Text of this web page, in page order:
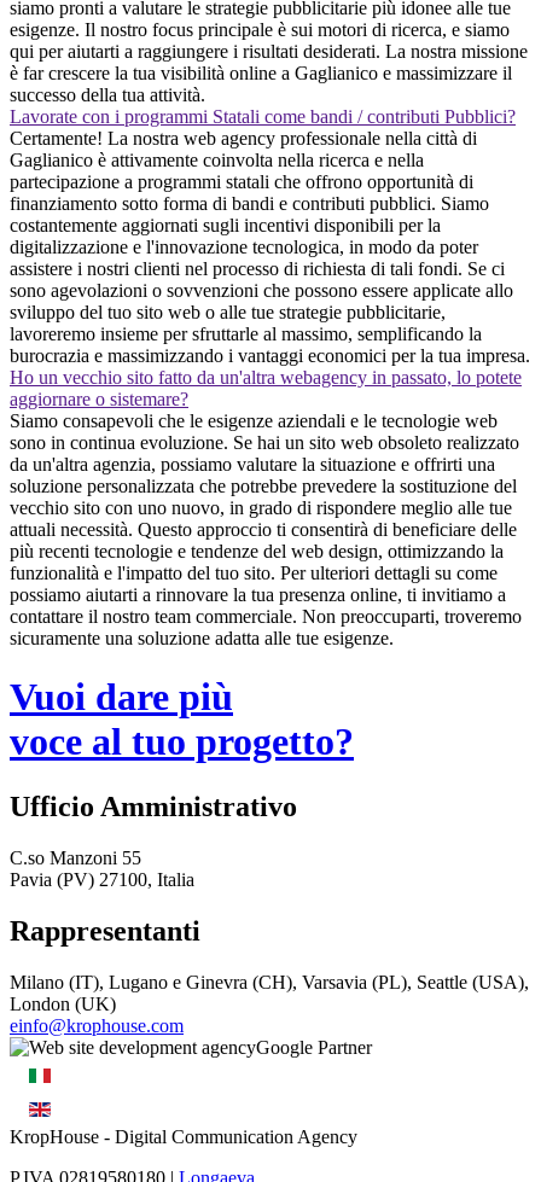
siamo pronti a valutare le strategie pubblicitarie più idonee alle tue
esigenze. Il nostro focus principale è sui motori di ricerca, e siamo
qui per aiutarti a raggiungere i risultati desiderati. La nostra missione
è far crescere la tua visibilità online a Gaglianico e massimizzare il
successo della tua attività.
Lavorate con i programmi Statali come bandi / contributi Pubblici?
Certamente! La nostra web agency professionale nella città di
Gaglianico è attivamente coinvolta nella ricerca e nella
partecipazione a programmi statali che offrono opportunità di
finanziamento sotto forma di bandi e contributi pubblici. Siamo
costantemente aggiornati sugli incentivi disponibili per la
digitalizzazione e l'innovazione tecnologica, in modo da poter
assistere i nostri clienti nel processo di richiesta di tali fondi. Se ci
sono agevolazioni o sovvenzioni che possono essere applicate allo
sviluppo del tuo sito web o alle tue strategie pubblicitarie,
lavoreremo insieme per sfruttarle al massimo, semplificando la
burocrazia e massimizzando i vantaggi economici per la tua impresa.
Ho un vecchio sito fatto da un'altra webagency in passato, lo potete
aggiornare o sistemare?
Siamo consapevoli che le esigenze aziendali e le tecnologie web
sono in continua evoluzione. Se hai un sito web obsoleto realizzato
da un'altra agenzia, possiamo valutare la situazione e offrirti una
soluzione personalizzata che potrebbe prevedere la sostituzione del
vecchio sito con uno nuovo, in grado di rispondere meglio alle tue
attuali necessità. Questo approccio ti consentirà di beneficiare delle
più recenti tecnologie e tendenze del web design, ottimizzando la
funzionalità e l'impatto del tuo sito. Per ulteriori dettagli su come
possiamo aiutarti a rinnovare la tua presenza online, ti invitiamo a
contattare il nostro team commerciale. Non preoccuparti, troveremo
sicuramente una soluzione adatta alle tue esigenze.
Vuoi dare più
voce al tuo progetto?
Ufficio Amministrativo
C.so Manzoni 55
Pavia (PV) 27100, Italia
Rappresentanti
Milano (IT), Lugano e Ginevra (CH), Varsavia (PL), Seattle (USA),
London (UK)
einfo@krophouse.com
KropHouse - Digital Communication Agency
P.IVA 02819580180 | Longaeva